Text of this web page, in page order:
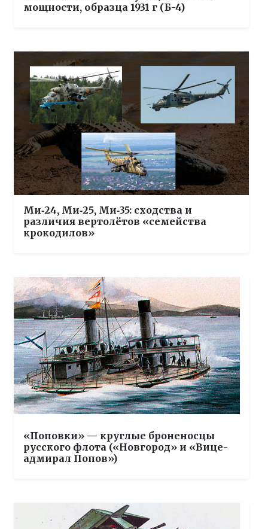
мощности, образца 1931 г (Б-4)
Ми‑24, Ми‑25, Ми‑35: сходства и
различия вертолётов «семейства
крокодилов»
«Поповки» — круглые броненосцы
русского флота («Новгород» и «Вице-
адмирал Попов»)